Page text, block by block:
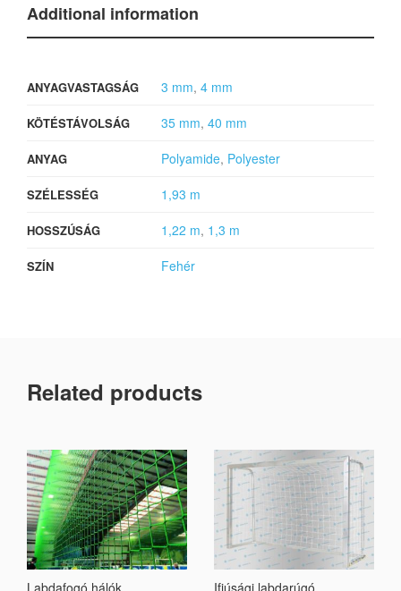
Additional information
ANYAGVASTAGSÁG 3 mm, 4 mm
KÖTÉSTÁVOLSÁG 35 mm, 40 mm
ANYAG Polyamide, Polyester
SZÉLESSÉG 1,93 m
HOSSZÚSÁG 1,22 m, 1,3 m
SZÍN Fehér
Related products